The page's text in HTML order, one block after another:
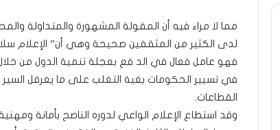
مما لا مراء فيه أن المقولة المشهورة والمتداولة
لدى الكثير من المثقفين صحيحة وهي أن” الإعلام
فهو عامل فعال في الد فع بعجلة تنمية الدول من
في تسيير الحكومات بغية التغلب على ما يعرقل السير
القطاعات.
وقد استطاع الإعلام الواعي لدوره الناصح بأمانة
ومضة
..أفول
شمس
الإنسانية
في
الشريف